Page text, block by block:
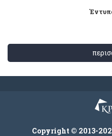
Copyright © 2013-